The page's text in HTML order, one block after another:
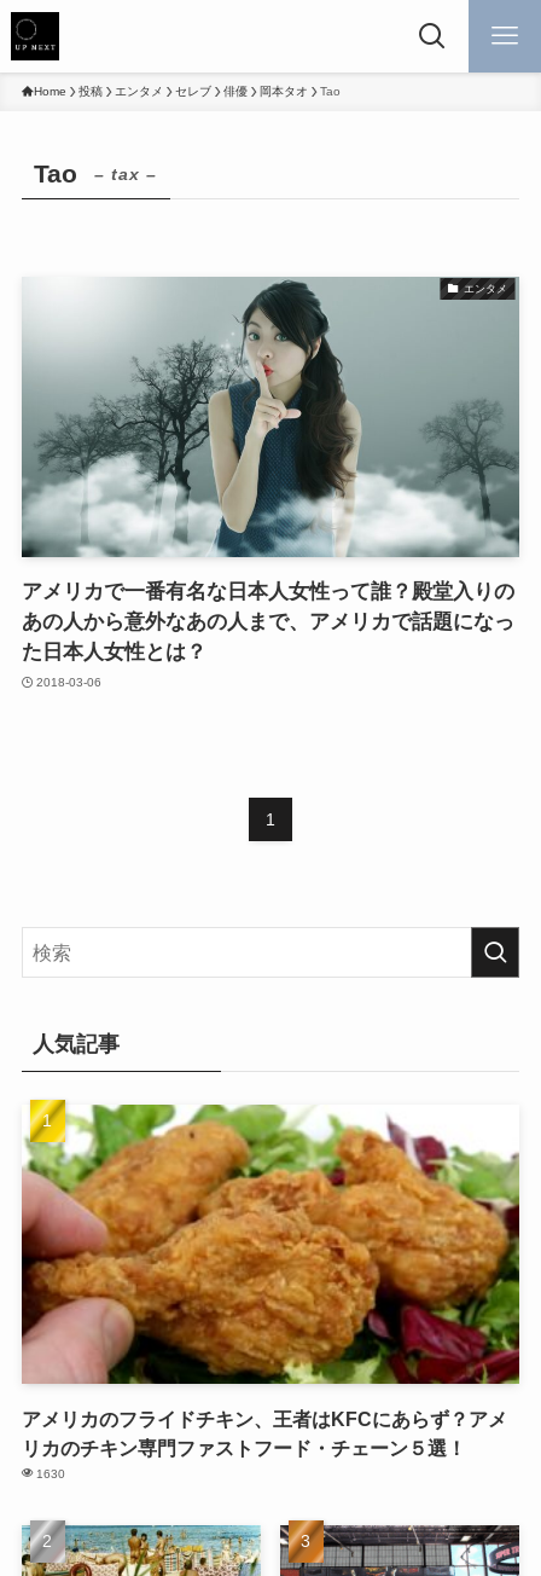
Home 投稿 エンタメ セレブ 俳優 岡本タオ Tao
Tao – tax –
エンタメ
アメリカで一番有名な日本人女性って誰？殿堂入りの
あの人から意外なあの人まで、アメリカで話題になっ
た日本人女性とは？
2018-03-06
1
人気記事
アメリカのフライドチキン、王者はKFCにあらず？アメ
リカのチキン専門ファストフード・チェーン５選！
1630